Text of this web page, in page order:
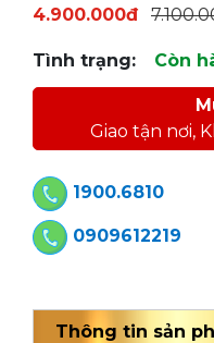
4.900.000đ
Tình trạng: Còn
Giao tận nơi,
1900.6810
0909612219
Thông tin sản